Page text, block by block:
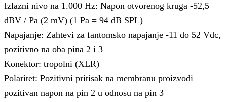
Izlazni nivo na 1.000 Hz: Napon otvorenog kruga -52,5
dBV / Pa (2 mV) (1 Pa = 94 dB SPL)
Napajanje: Zahtevi za fantomsko napajanje -11 do 52 Vdc,
pozitivno na oba pina 2 i 3
Konektor: tropolni (XLR)
Polaritet: Pozitivni pritisak na membranu proizvodi
pozitivan napon na pin 2 u odnosu na pin 3